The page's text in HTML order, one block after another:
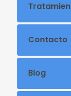
Contacto
Blog